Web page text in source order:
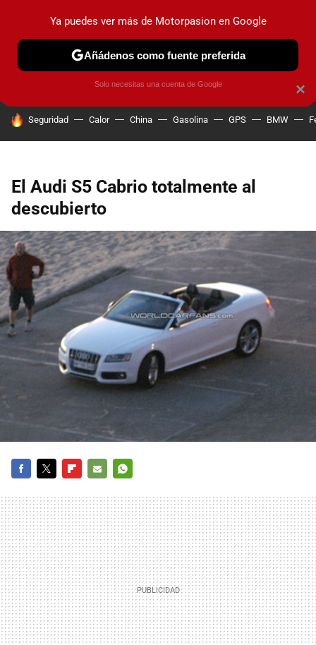
PRUEBAS COCHES ELÉCTRICOS OBSERVATORIO
HOY SE HABLA DE
Seguridad Calor China Gasolina GPS BMW
El Audi S5 Cabrio totalmente al
descubierto
MAIL
×
Ya puedes ver más de Motorpasion en Google
Añádenos como fuente preferida
Solo necesitas una cuenta de Google